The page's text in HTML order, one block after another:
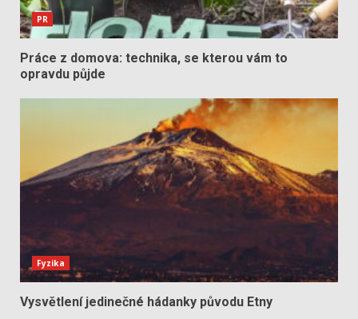
PR
Práce z domova: technika, se kterou vám to
opravdu půjde
Fyzika
Vysvětlení jedinečné hádanky původu Etny